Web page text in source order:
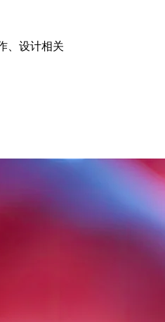
、设计相关